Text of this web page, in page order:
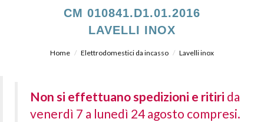
CM 010841.D1.01.2016
LAVELLI INOX
Home Elettrodomestici da incasso Lavelli inox
Non si effettuano spedizioni e ritiri da
venerdì 7 a lunedì 24 agosto compresi.